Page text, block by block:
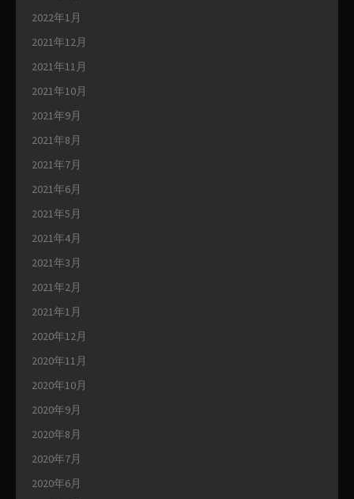
2022年1月
2021年12月
2021年11月
2021年10月
2021年9月
2021年8月
2021年7月
2021年6月
2021年5月
2021年4月
2021年3月
2021年2月
2021年1月
2020年12月
2020年11月
2020年10月
2020年9月
2020年8月
2020年7月
2020年6月